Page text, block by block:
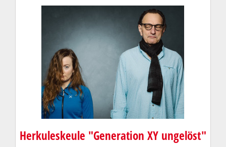
Herkuleskeule "Generation XY ungelöst"